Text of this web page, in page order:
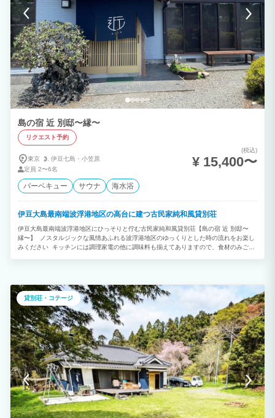
島の宿 近 別邸〜縁〜
リクエスト予約
東京 伊豆七島・ 小笠原
定員 2〜6名
(税込)
¥ 15,400〜
バーベキュー サウナ 海水浴
伊豆大島最南端波浮港地区の高台に建つ古民家純和風貸別荘
伊豆大島最南端波浮港地区にひっそりと佇む古民家純和風貸別荘【島の宿 近 別邸〜
縁〜】 ノスタルジックな風情あふれる波浮港地区のゆっくりとした時の流れをお楽し
みください キッチンには調理家電の他に調味料も揃えてありますので、食材のみご用
でお寛ぎください。 宿はお客様だけでゆっくり過ごせる1軒貸切タイプ 貸切屋外バレ
ルサウナ、BBQテラスもありますのでカップル、ご家族、グループでご利用ください
【寝室】2部屋 最大6名まで宿泊可能 事前に布団を敷いておきますのでご要望がある場
合（1組、3組に分けて敷く等）ご連絡ください。 ※ 寝具を利用しない未就学児は料
金なし 【キッチン】 レンジ、トースター、電気ポット、カセットコンロ、土鍋 フラ
イパン、鍋、ボール、ザル、包丁、ピーラー、まな板 皿、茶碗、お椀、箸、スプー
ン、フォーク、ナイフ 栓抜き、ワインオープナー、ワイングラス、ワインクーラー ※
琉球グラスに熱湯を注ぐと割れますのでご注意ください 油、塩コショウ、醤油 【ア
メニティ】 お一人につきバスタオル１枚、フェイスタオル１枚、使い捨て歯ブラシ１
本ご用意しています。 お風呂場にはシャンプー・コンディショナー・ボディーソープ
がございます。 【オプション料金】 ＊＊＊＊＊①BBQセット＊＊＊＊＊ オプション
料 ￥3000 準備（セッティング）〜火起こし〜片付けまでこちらで行います オプショ
ン料金には炭代、紙皿、割り箸等消耗品費も含まれます。食材のみご用意ください ※
別途食材の代理発注も可能です２日前までに要予約、当日キャンセル不可 ＊＊＊＊＊
②貸切屋外バレルサウナ＊＊＊＊＊ 利用料 ￥3,500/人（3時間）2名様〜ご利用可
貸別荘・コテージ